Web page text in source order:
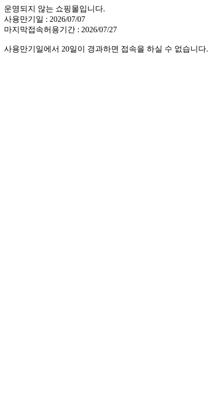
운영되지 않는 쇼핑몰입니다.
사용만기일 : 2026/07/07
마지막접속허용기간 : 2026/07/27
사용만기일에서 20일이 경과하면 접속을 하실 수 없습니다.